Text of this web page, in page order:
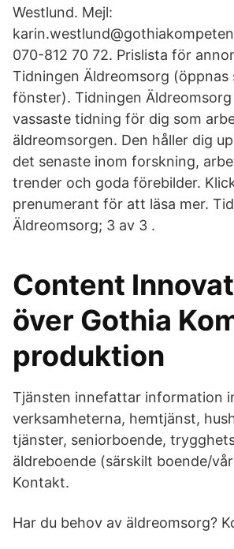
Westlund. Mejl:
070-812 70 72. Prislista för
Tidningen Äldreomsorg
fönster). Tidningen
vassaste tidning för dig som
äldreomsorgen. Den håller dig
det senaste inom forskning,
trender och goda förebilder.
prenumerant för att läsa mer.
Äldreomsorg; 3 av 3 .
Content
över Gothia
produktion
Tjänsten innefattar information
verksamheterna, hemtjänst,
tjänster, seniorboende,
äldreboende (särskilt boende/
Kontakt.
Har du behov av äldreomsorg?